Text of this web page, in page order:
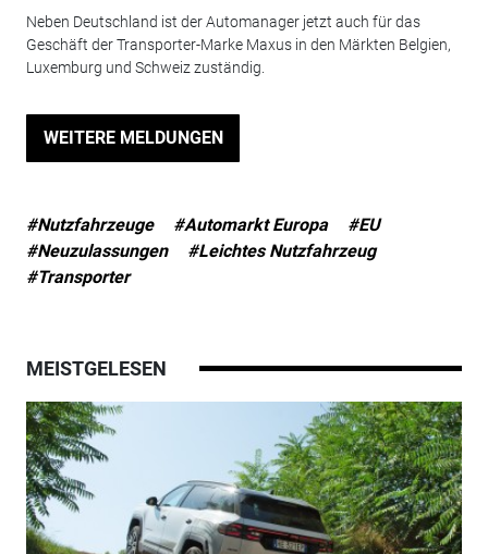
Neben Deutschland ist der Automanager jetzt auch für das
Geschäft der Transporter-Marke Maxus in den Märkten Belgien,
Luxemburg und Schweiz zuständig.
WEITERE MELDUNGEN
#Nutzfahrzeuge #Automarkt Europa
#EU
#Neuzulassungen
#Leichtes Nutzfahrzeug
#Transporter
MEISTGELESEN